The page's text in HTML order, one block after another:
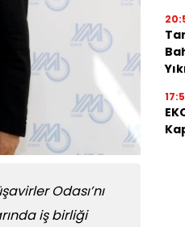
Odası’nı
iş birliği